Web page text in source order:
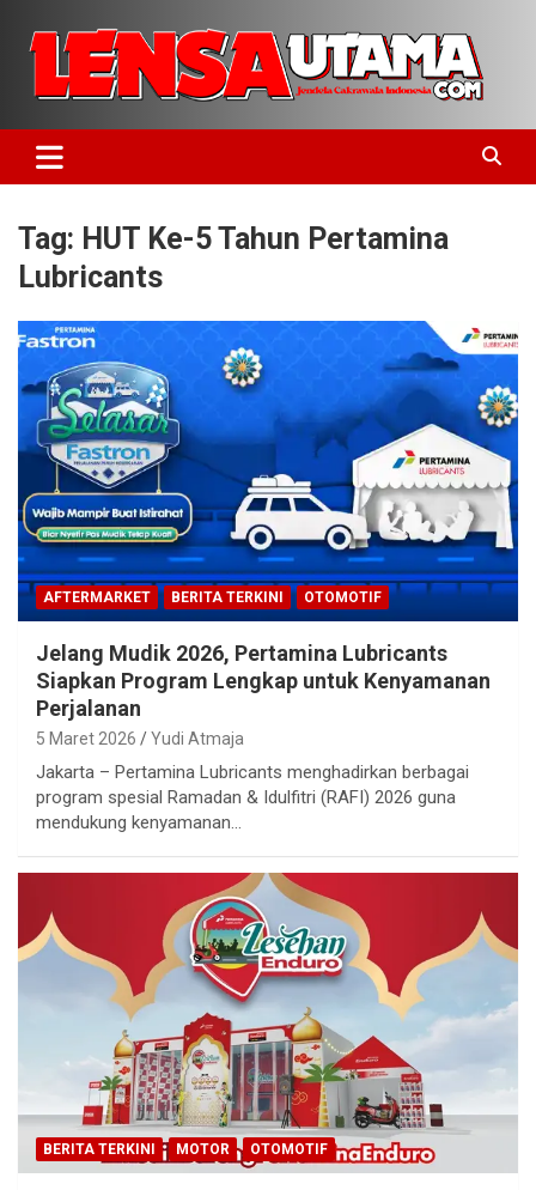
LensaUtama
Tag: HUT Ke-5 Tahun Pertamina
Lubricants
AFTERMARKET BERITA TERKINI OTOMOTIF
Jelang Mudik 2026, Pertamina Lubricants
Siapkan Program Lengkap untuk Kenyamanan
Perjalanan
5 Maret 2026 Yudi Atmaja
Jakarta – Pertamina Lubricants menghadirkan berbagai
program spesial Ramadan & Idulfitri (RAFI) 2026 guna
mendukung kenyamanan…
BERITA TERKINI MOTOR OTOMOTIF